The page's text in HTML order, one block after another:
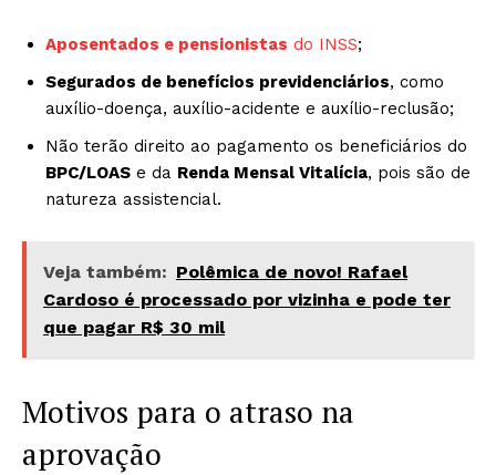
Aposentados e pensionistas do INSS;
Segurados de benefícios previdenciários, como
auxílio-doença, auxílio-acidente e auxílio-reclusão;
Não terão direito ao pagamento os beneficiários do
BPC/LOAS e da Renda Mensal Vitalícia, pois são de
natureza assistencial.
Veja também: Polêmica de novo! Rafael
Cardoso é processado por vizinha e pode ter
que pagar R$ 30 mil
Motivos para o atraso na
aprovação